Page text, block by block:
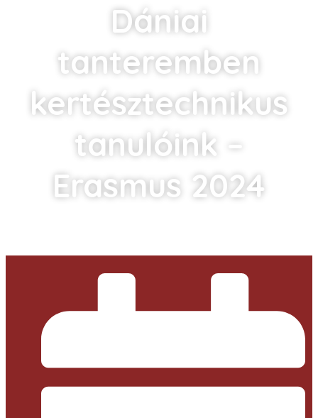
Dániai
tanteremben
kertésztechnikus
tanulóink –
Erasmus 2024